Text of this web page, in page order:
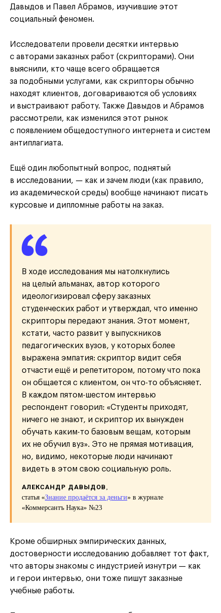
Давыдов и Павел Абрамов, изучившие этот
социальный феномен.
Исследователи провели десятки интервью
с авторами заказных работ (скрипторами). Они
выяснили, кто чаще всего обращается
за подобными услугами, как скрипторы обычно
находят клиентов, договариваются об условиях
и выстраивают работу. Также Давыдов и Абрамов
рассмотрели, как изменился этот рынок
с появлением общедоступного интернета и систем
антиплагиата.
Ещё один любопытный вопрос, поднятый
в исследовании, — как и зачем люди (как правило,
из академической среды) вообще начинают писать
курсовые и дипломные работы на заказ.
В ходе исследования мы натолкнулись
на целый альманах, автор которого
идеологизировал сферу заказных
студенческих работ и утверждал, что именно
скрипторы передают знания. Этот момент,
кстати, часто развит у выпускников
педагогических вузов, у которых более
выражена эмпатия: скриптор видит себя
отчасти ещё и репетитором, потому что пока
он общается с клиентом, он что-то объясняет.
В каждом пятом-шестом интервью
респондент говорил: «Студенты приходят,
ничего не знают, и скриптор их вынужден
обучать каким-то базовым вещам, которым
их не обучил вуз». Это не прямая мотивация,
но, видимо, некоторые люди начинают
видеть в этом свою социальную роль.
АЛЕКСАНДР ДАВЫДОВ
статья «Знание продаётся за деньги» в журнале
«Коммерсантъ Наука» №23
Кроме обширных эмпирических данных,
достоверности исследованию добавляет тот факт,
что авторы знакомы с индустрией изнутри — как
и герои интервью, они тоже пишут заказные
учебные работы.